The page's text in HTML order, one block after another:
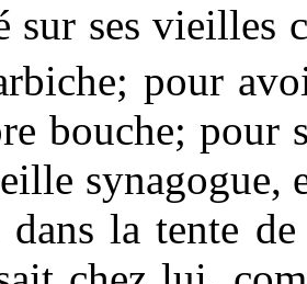
sur ses vieilles
pour
bouche; pour
synagogue,
dans la tente